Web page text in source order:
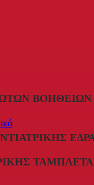
ΒΟΗΘΕΙΏΝ